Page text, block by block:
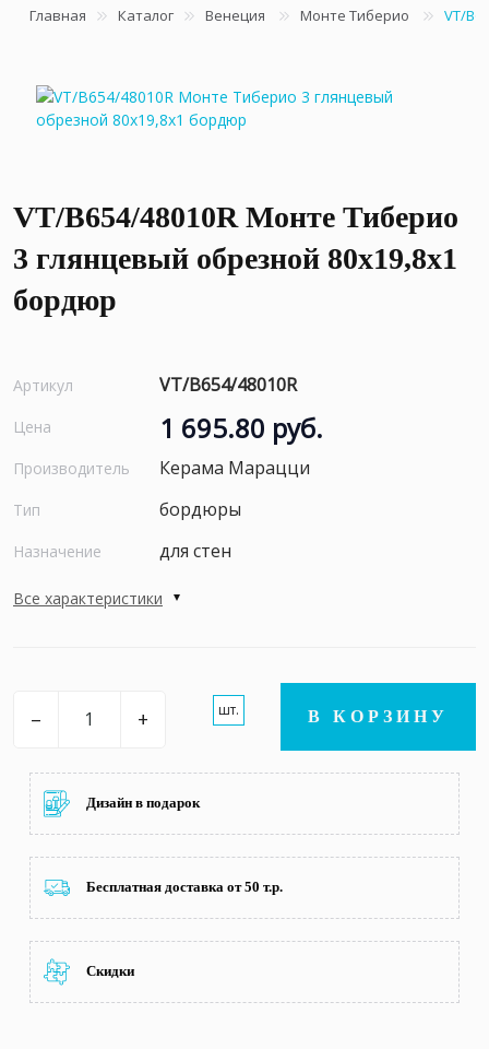
Главная Каталог Венеция Монте Тиберио VT/
VT/B654/48010R Монте Тиберио
3 глянцевый обрезной 80x19,8x1
бордюр
Артикул VT/B654/48010R
Цена 1 695.80 руб.
Производитель Керама Марацци
Тип бордюры
Назначение для стен
Все характеристики
– + шт. В КОРЗИНУ
Дизайн в подарок
Бесплатная доставка от 50 т.р.
Скидки